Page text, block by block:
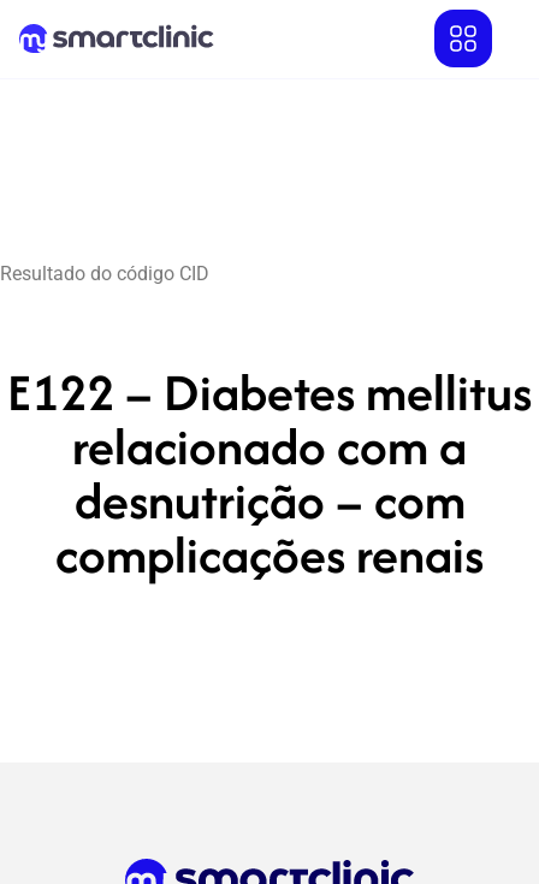
Resultado do código CID
E122 – Diabetes mellitus
relacionado com a
desnutrição – com
complicações renais